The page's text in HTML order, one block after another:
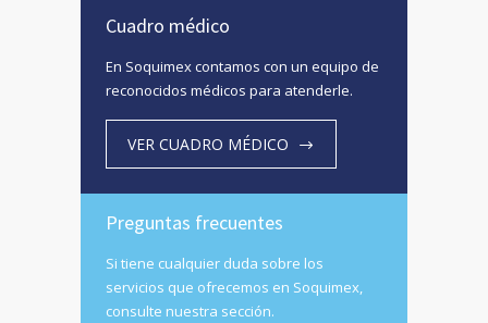
Cuadro médico
En Soquimex contamos con un equipo de
reconocidos médicos para atenderle.
VER CUADRO MÉDICO
Preguntas frecuentes
Si tiene cualquier duda sobre los
servicios que ofrecemos en Soquimex,
consulte nuestra sección.